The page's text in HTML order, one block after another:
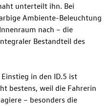
unterteilt ihn. Bei
Ambiente-Beleuchtung
nach – die
Bestandteil des
Einstieg in den ID.5 ist
bestens, weil die Fahrerin
– besonders die